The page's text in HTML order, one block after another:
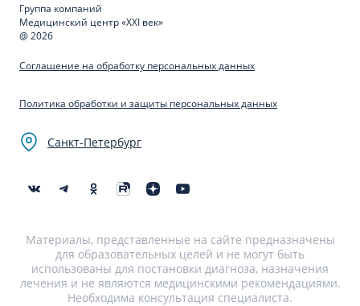
Группа компаний
Медицинский центр «XXI век»
@ 2026
Соглашение на обработку персональных данных
Политика обработки и защиты персональных данных
Санкт-Петербург
Материалы, представленные на сайте предназначены
для образовательных целей и не могут быть
использованы для постановки диагноза, назначения
лечения и не являются медицинскими рекомендациями.
Необходима консультация специалиста.